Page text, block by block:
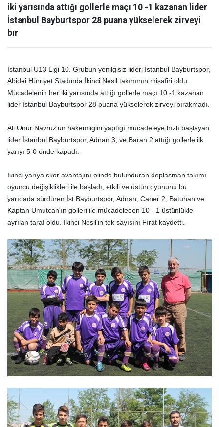
iki yarısında attığı gollerle maçı 10 -1 kazanan lider
İstanbul Bayburtspor 28 puana yükselerek zirveyi
bır
İstanbul U13 Ligi 10. Grubun yenilgisiz lideri İstanbul Bayburtspor,
Abidei Hürriyet Stadında İkinci Nesil takımının misafiri oldu.
Mücadelenin her iki yarısında attığı gollerle maçı 10 -1 kazanan
lider İstanbul Bayburtspor 28 puana yükselerek zirveyi bırakmadı.
Ali Onur Navruz'un hakemliğini yaptığı mücadeleye hızlı başlayan
lider İstanbul Bayburtspor, Adnan 3, ve Baran 2 attığı gollerle ilk
yarıyı 5-0 önde kapadı.
İkinci yarıya skor avantajını elinde bulunduran deplasman takımı
oyuncu değişiklikleri ile başladı, etkili ve üstün oyununu bu
yarıdada sürdüren İst.Bayburtspor, Adnan, Caner 2, Batuhan ve
Kaptan Umutcan'ın golleri ile mücadeleden 10 - 1 üstünlükle
ayrılan taraf oldu. İkinci Nesil'in tek sayısını Fırat kaydetti.